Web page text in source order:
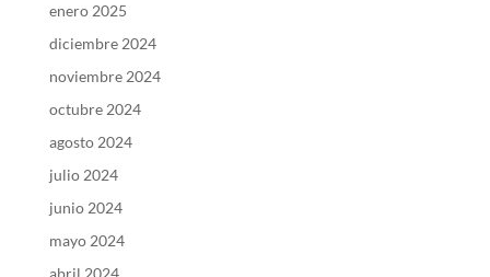
enero 2025
diciembre 2024
noviembre 2024
octubre 2024
agosto 2024
julio 2024
junio 2024
mayo 2024